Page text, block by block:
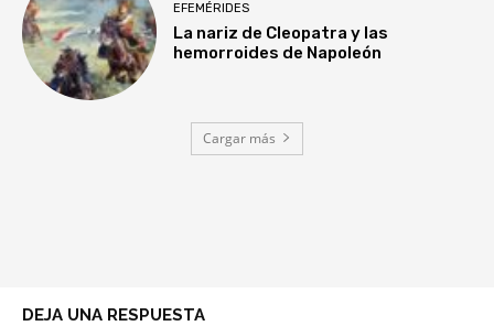
EFEMÉRIDES
La nariz de Cleopatra y las
hemorroides de Napoleón
Cargar más
DEJA UNA RESPUESTA